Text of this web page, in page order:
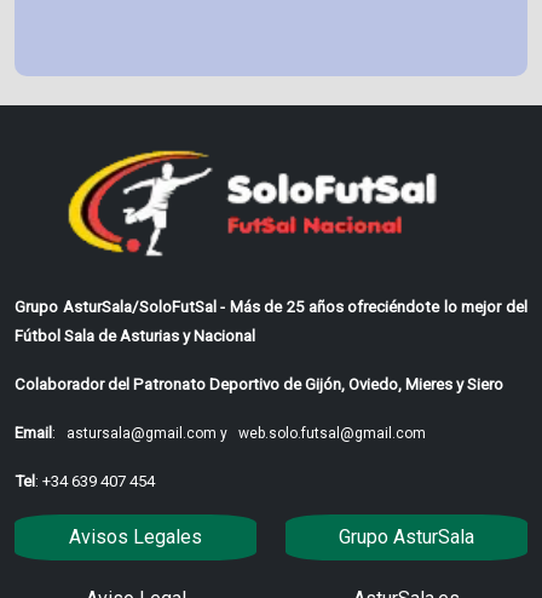
Grupo AsturSala/SoloFutSal - Más de 25 años ofreciéndote lo mejor del
Fútbol Sala de Asturias y Nacional
Colaborador del Patronato Deportivo de Gijón, Oviedo, Mieres y Siero
Email : astursala@gmail.com y web.solo.futsal@gmail.com
Tel : +34 639 407 454
Avisos Legales Grupo AsturSala